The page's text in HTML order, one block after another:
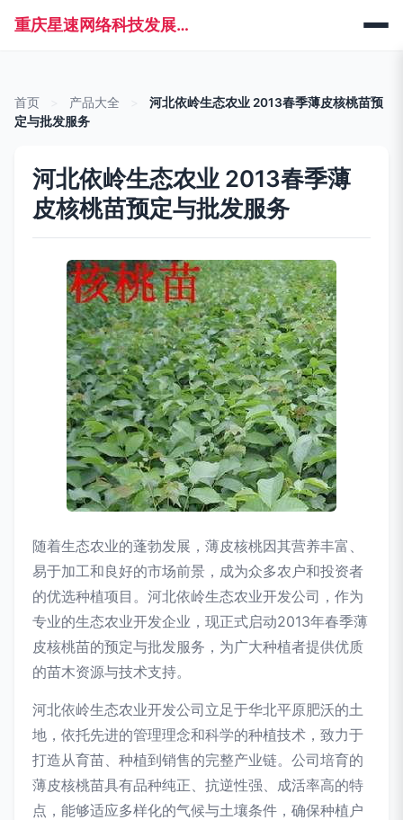
重庆星速网络科技发展有限公司
首页 产品大全
河北依岭生态农业 2013春季薄皮核桃苗预
定与批发服务
河北依岭生态农业 2013春季薄
皮核桃苗预定与批发服务
随着生态农业的蓬勃发展，薄皮核桃因其营养丰富、
易于加工和良好的市场前景，成为众多农户和投资者
的优选种植项目。河北依岭生态农业开发公司，作为
专业的生态农业开发企业，现正式启动2013年春季薄
皮核桃苗的预定与批发服务，为广大种植者提供优质
的苗木资源与技术支持。
河北依岭生态农业开发公司立足于华北平原肥沃的土
地，依托先进的管理理念和科学的种植技术，致力于
打造从育苗、种植到销售的完整产业链。公司培育的
薄皮核桃苗具有品种纯正、抗逆性强、成活率高的特
点，能够适应多样化的气候与土壤条件，确保种植户